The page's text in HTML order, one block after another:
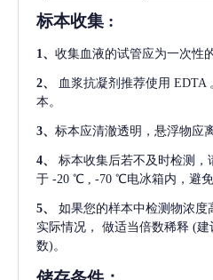
标本收集 :
1、 收集血液的试管应为一次性
2、 血浆抗凝剂推荐使用 EDTA
本。
3、 标本应清澈透明，悬浮物应
4、
标本收集后若不及时检测
于 -20 ℃ , -70 ℃电冰箱内，避免
5、
如果您的样本中检测物浓
实际情况，
做适当倍数稀释 (建
数)。